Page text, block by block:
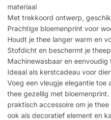
materiaal
Met trekkoord ontwerp,
Prachtige bloemenprint voor
Houdt je thee langer warm en
Stofdicht en beschermt je
Machinewasbaar en eenvoudig
Ideaal als kerstcadeau voor
Voeg een vleugje elegantie toe
thee gezellig met
praktisch accessoire om je
ook als decoratief element en